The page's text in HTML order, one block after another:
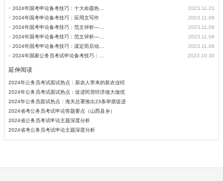
2024年国考申论备考技巧：十大命题热点预测
2023.11.21
2024年国考申论备考技巧：应用文写作
2023.11.08
2024年国考申论备考技巧：范文评析——创业带动就业，为毕业生铺就发
2023.11.08
2024年国考申论备考技巧：范文评析——重视“小吃经济”，助力城市高
2023.11.08
2024年国考申论备考技巧：谋定而后动推进高质量发展
2023.11.08
2024年国家公务员考试申论备考技巧：归纳总结
2023.10.30
延伸阅读
2024年公务员考试面试热点：新农人带来的新农业经
2024年公务员考试面试热点：促进民营经济做大做优
2024年公务员面试热点：海关总署推出23条举措促进
2024省考公务员考试申论答题要点（山西县乡）
2024省公务员考试申论主题深度分析
2024省考公务员考试申论主题深度分析